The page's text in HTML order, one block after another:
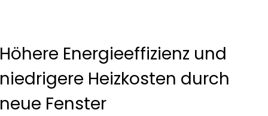
Höhere Energieeffizienz und
niedrigere Heizkosten durch
neue Fenster